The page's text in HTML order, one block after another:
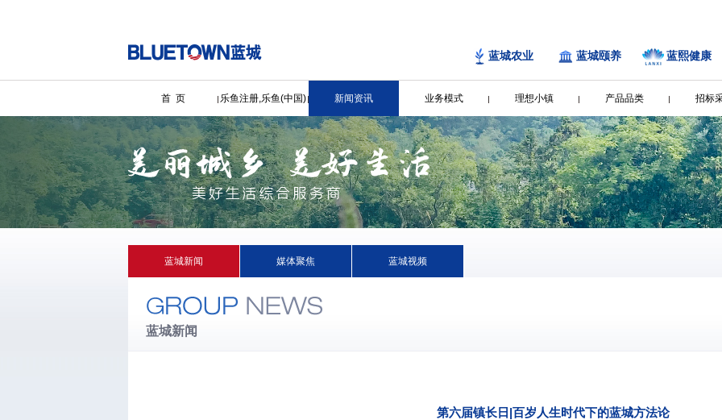
蓝城农业 蓝城颐养 蓝熙健康
首 页 乐鱼注册,乐鱼(中国) 新闻资讯 业务模式 理想小镇 产品品类 招标
蓝城新闻 媒体聚焦 蓝城视频
蓝城新闻
第六届镇长日|百岁人生时代下的蓝城方法论